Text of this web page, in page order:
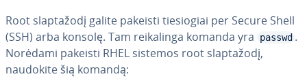
Root slap­ta­žo­dį galite pakeisti tie­sio­giai per Secure Shell
(SSH) arba konsolę. Tam rei­ka­lin­ga komanda yra
passwd .
Norėdami pakeisti RHEL sistemos root slap­ta­žo­dį,
naudokite šią komandą: